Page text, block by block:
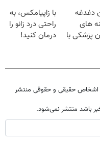
کرد؟؟؟؟
دغدغه
های
پزشکی با
با زاپیامکس، به
راحتی درد زانو را
درمان کنید!
اشخاص حقیقی و حقوقی منتشر
خبر باشد منتشر نمی‌شود.